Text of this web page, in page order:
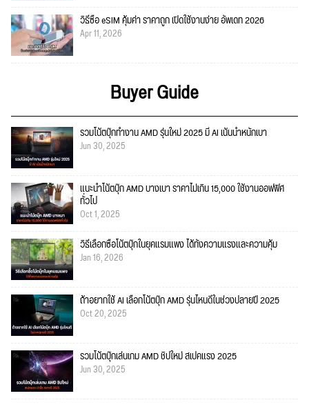
วิธีซื้อ eSIM คุ้มค่า ราคาถูก เปิดใช้งานง่าย อัพเดท 2026
Apr 11, 2026
Buyer Guide
รวมโน้ตบุ๊กทำงาน AMD รุ่นใหม่ 2025 มี AI เน้นน้ำหนักเบา
Jun 30, 2025
แนะนำโน้ตบุ๊ก AMD บางเบา ราคาไม่เกิน 15,000 ใช้งานออฟฟิศ
ทั่วไป
Oct 1, 2025
วิธีเลือกซื้อโน้ตบุ๊กในยุคแรมแพง ได้ทั้งความแรงและความคุ้ม
Jan 16, 2026
ถ้าอยากใช้ AI เลือกโน้ตบุ๊ก AMD รุ่นไหนดีในช่วงปลายปี 2025
Oct 20, 2025
รวมโน้ตบุ๊กเล่นเกม AMD ชิปใหม่ สเปคแรง 2025
Jun 30, 2025